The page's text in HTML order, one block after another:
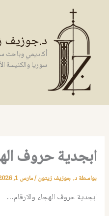
المحتوى
د.جوزيف
أكاديمي
سوريا والكنيسة
ابجدية حروف
بواسطةد. جوزيف زيتون/مارس 1, 2026
ابجدية حروف الهجاء والارقام…